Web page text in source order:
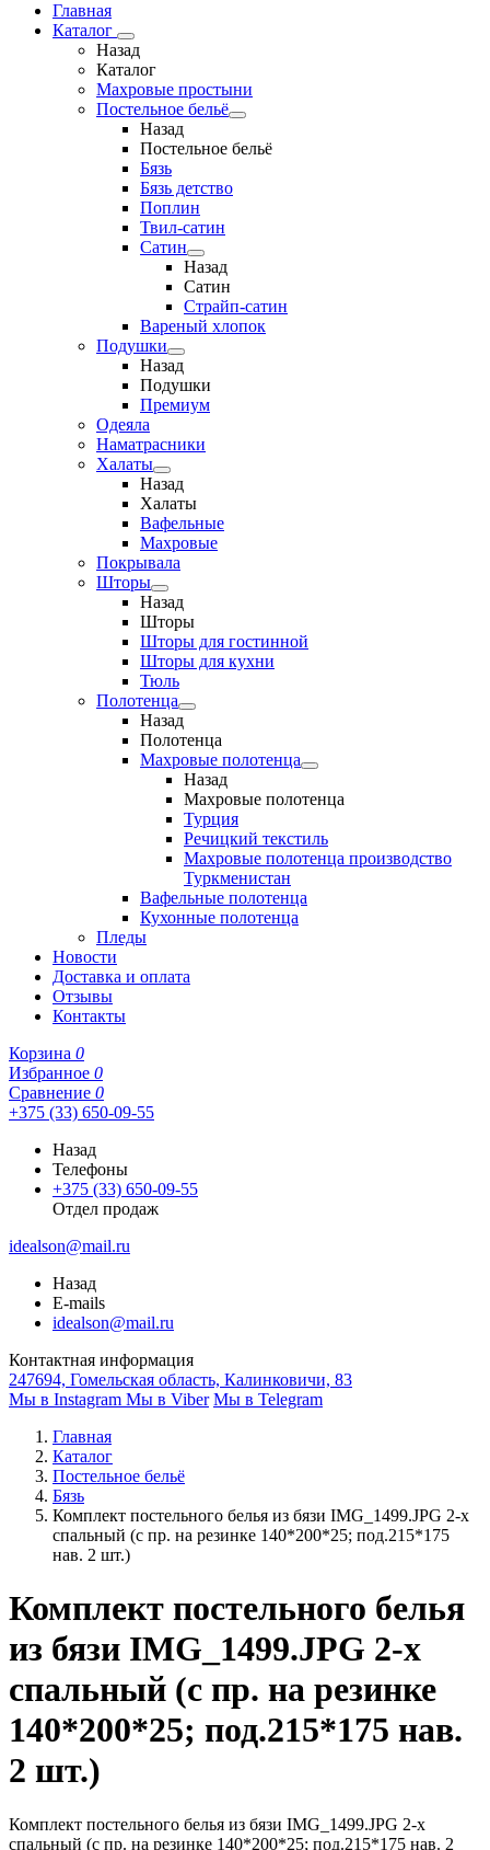
Главная
Каталог
Назад
Каталог
Махровые простыни
Постельное бельё
Назад
Постельное бельё
Бязь
Бязь детство
Поплин
Твил-сатин
Сатин
Назад
Сатин
Страйп-сатин
Вареный хлопок
Подушки
Назад
Подушки
Премиум
Одеяла
Наматрасники
Халаты
Назад
Халаты
Вафельные
Махровые
Покрывала
Шторы
Назад
Шторы
Шторы для гостинной
Шторы для кухни
Тюль
Полотенца
Назад
Полотенца
Махровые полотенца
Назад
Махровые полотенца
Турция
Речицкий текстиль
Махровые полотенца производство
Туркменистан
Вафельные полотенца
Кухонные полотенца
Пледы
Новости
Доставка и оплата
Отзывы
Контакты
Корзина 0
Избранное 0
Сравнение 0
+375 (33) 650-09-55
Назад
Телефоны
+375 (33) 650-09-55
Отдел продаж
idealson@mail.ru
Назад
E-mails
idealson@mail.ru
Контактная информация
247694, Гомельская область, Калинковичи, 83
Мы в Instagram Мы в Viber Мы в Telegram
Главная
Каталог
Постельное бельё
Бязь
Комплект постельного белья из бязи IMG_1499.JPG 2-х
спальный (с пр. на резинке 140*200*25; под.215*175
нав. 2 шт.)
Комплект постельного белья
из бязи IMG_1499.JPG 2-х
спальный (с пр. на резинке
140*200*25; под.215*175 нав.
2 шт.)
Комплект постельного белья из бязи IMG_1499.JPG 2-х
спальный (с пр. на резинке 140*200*25; под.215*175 нав. 2